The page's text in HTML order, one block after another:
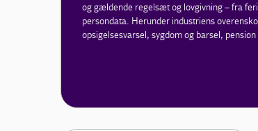
og gældende regelsæt og lovgivning – fra
persondata. Herunder industriens
opsigelsesvarsel, sygdom og barsel,